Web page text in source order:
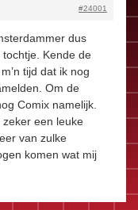
#24001
dus
Kende de
tijd dat ik nog
Om de
Comix namelijk.
zeker een leuke
van zulke
komen wat mij